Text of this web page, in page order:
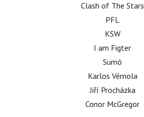
Clash of The Stars
PFL
KSW
I am Figter
Sumó
Karlos Vémola
Jiří Procházka
Conor McGregor